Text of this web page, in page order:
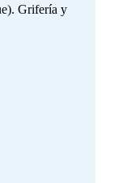
Grifería y